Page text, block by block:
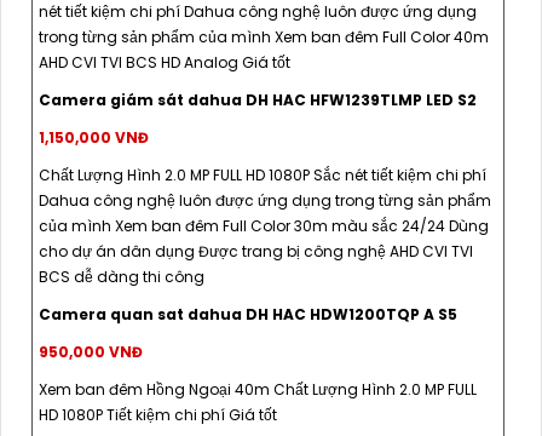
nét tiết kiệm chi phí Dahua công nghệ luôn được ứng dụng
trong từng sản phẩm của mình Xem ban đêm Full Color 40m
AHD CVI TVI BCS HD Analog Giá tốt
Camera giám sát dahua DH HAC HFW1239TLMP LED S2
1,150,000 VNĐ
Chất Lượng Hình 2.0 MP FULL HD 1080P Sắc nét tiết kiệm chi phí
Dahua công nghệ luôn được ứng dụng trong từng sản phẩm
của mình Xem ban đêm Full Color 30m màu sắc 24/24 Dùng
cho dự án dân dụng Được trang bị công nghệ AHD CVI TVI
BCS dễ dàng thi công
Camera quan sat dahua DH HAC HDW1200TQP A S5
950,000 VNĐ
Xem ban đêm Hồng Ngoại 40m Chất Lượng Hình 2.0 MP FULL
HD 1080P Tiết kiệm chi phí Giá tốt